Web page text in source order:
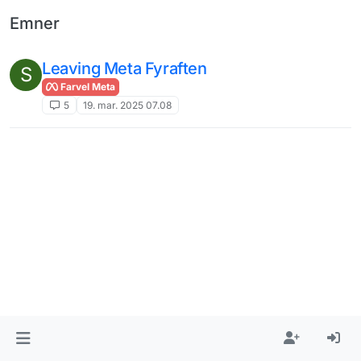
Emner
S Leaving Meta Fyraften
Farvel Meta
5
19. mar. 2025 07.08